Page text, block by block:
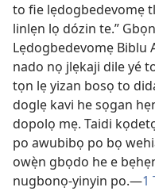
to fie lẹdogbedevomẹ
linlẹn lọ dózin te.”
Lẹdogbedevomẹ Biblu
nado nọ jlẹkaji dile yé
tọn lẹ yizan bosọ to
doglẹ kavi he sọgan
dopolọ mẹ. Taidi
po awubibọ po bọ
owẹ̀n gbọdo he e
nugbonọ-yinyin po.—1